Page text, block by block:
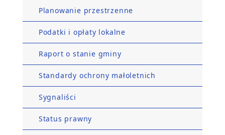
Planowanie przestrzenne
Podatki i opłaty lokalne
Raport o stanie gminy
Standardy ochrony małoletnich
Sygnaliści
Status prawny